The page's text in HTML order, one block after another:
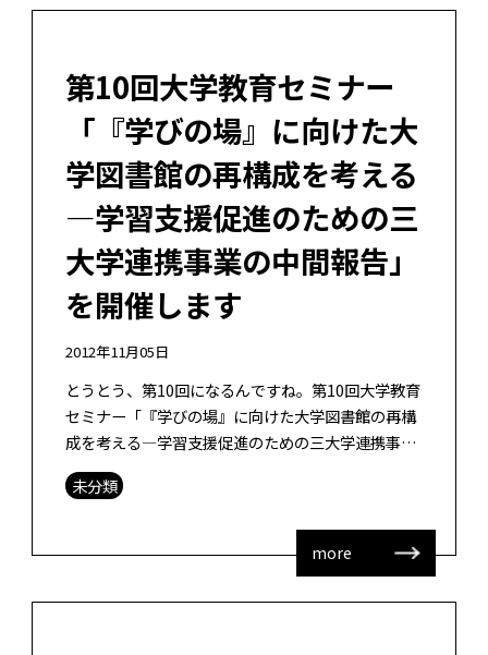
第10回大学教育セミナー
「『学びの場』に向けた大
学図書館の再構成を考える
―学習支援促進のための三
大学連携事業の中間報告」
を開催します
2012年11月05日
とうとう、第10回になるんですね。第10回大学教育
セミナー「『学びの場』に向けた大学図書館の再構
成を考える―学習支援促進のための三大学連携事業
の中間報告」を12月8日（土曜日）13時から開催し
ます。文部科学省の平成22年 […]
未分類
more